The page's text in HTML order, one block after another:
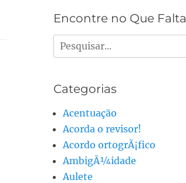
Encontre no Que Falta
Pesquisar
por:
Categorias
Acentuação
Acorda o revisor!
Acordo ortogrÃ¡fico
AmbigÃ¼idade
Aulete